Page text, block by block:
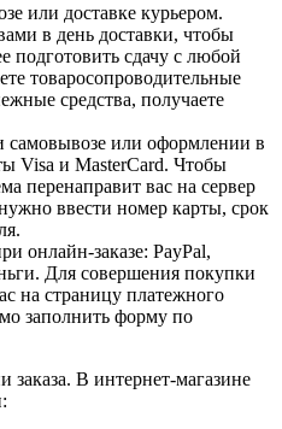
или доставке курьером.
в день доставки, чтобы
подготовить сдачу с любой
товаросопроводительные
средства, получаете
самовывозе или оформлении в
Visa и MasterCard. Чтобы
перенаправит вас на сервер
ввести номер карты, срок
онлайн-заказе: PayPal,
Для совершения покупки
на страницу платежного
заполнить форму по
заказа. В интернет-магазине